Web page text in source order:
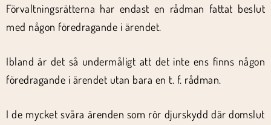
Förvaltningsrätterna har endast en rådman fattat beslut
med någon föredragande i ärendet.
Ibland är det så undermåligt att det inte ens finns någon
föredragande i ärendet utan bara en t. f. rådman.
I de mycket svåra ärenden som rör djurskydd där domslut